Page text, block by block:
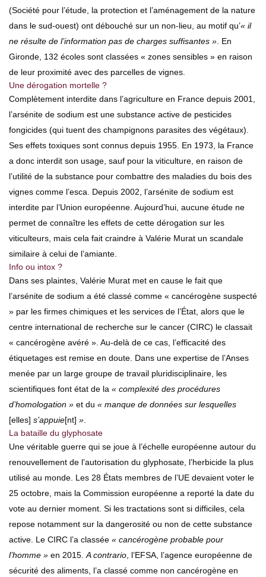
(Société pour l’étude, la protection et l’aménagement de la nature
dans le sud-ouest) ont débouché sur un non-lieu, au motif qu’« il
ne résulte de l’information pas de charges suffisantes » . En
Gironde, 132 écoles sont classées « zones sensibles » en raison
de leur proximité avec des parcelles de vignes.
Une dérogation mortelle ?
Complètement interdite dans l’agriculture en France depuis 2001,
l’arsénite de sodium est une substance active de pesticides
fongicides (qui tuent des champignons parasites des végétaux).
Ses effets toxiques sont connus depuis 1955. En 1973, la France
a donc interdit son usage, sauf pour la viticulture, en raison de
l’utilité de la substance pour combattre des maladies du bois des
vignes comme l’esca. Depuis 2002, l’arsénite de sodium est
interdite par l’Union européenne. Aujourd’hui, aucune étude ne
permet de connaître les effets de cette dérogation sur les
viticulteurs, mais cela fait craindre à Valérie Murat un scandale
similaire à celui de l’amiante.
Info ou intox ?
Dans ses plaintes, Valérie Murat met en cause le fait que
l’arsénite de sodium a été classé comme « cancérogène suspecté
» par les firmes chimiques et les services de l’État, alors que le
centre international de recherche sur le cancer (CIRC) le classait
« cancérogène avéré ». Au-delà de ce cas, l’efficacité des
étiquetages est remise en doute. Dans une expertise de l’Anses
menée par un large groupe de travail pluridisciplinaire, les
scientifiques font état de la « complexité des procédures
d’homologation » et du « manque de données sur lesquelles
[elles] s’appuie[nt] »
La bataille du glyphosate
Une véritable guerre qui se joue à l’échelle européenne autour du
renouvellement de l’autorisation du glyphosate, l’herbicide la plus
utilisé au monde. Les 28 États membres de l’UE devaient voter le
25 octobre, mais la Commission européenne a reporté la date du
vote au dernier moment. Si les tractations sont si difficiles, cela
repose notamment sur la dangerosité ou non de cette substance
active. Le CIRC l’a classée « cancérogène probable pour
l’homme » en 2015. A contrario , l’EFSA, l’agence européenne de
sécurité des aliments, l’a classé comme non cancérogène en